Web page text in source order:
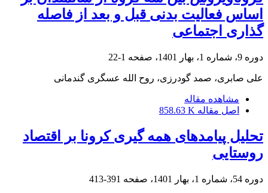
اساس فعالیت بدنی قبل و بعد از فاصله‏
گذاری اجتماعی
دوره 9، شماره 1، بهار 1401، صفحه 1-22
علی صابری، صمد گودرزی، روح الله عسگری گندمانی
مشاهده مقاله
اصل مقاله 858.63 K
تحلیل پیامدهای همه ‏گیری کرونا بر اقتصاد
روستایی
دوره 54، شماره 1، بهار 1401، صفحه 391-413